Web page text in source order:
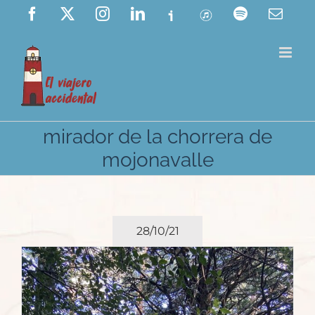
Saltar
contenido
Facebook InstagramLinkedIn
Ivoox ITunes Spotify
mirador de la chorrera de
mojonavalle
28/10/21